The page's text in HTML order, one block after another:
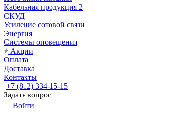
Кабельная продукция 2
СКУД
Усиление сотовой связи
Энергия
Системы оповещения
Акции
Оплата
Доставка
Контакты
+7 (812) 334-15-15
Задать вопрос
Войти